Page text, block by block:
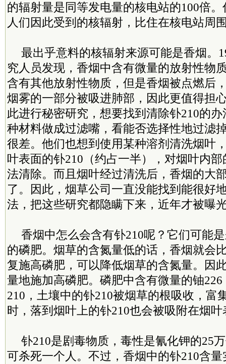
的辐射量是同等发电量的核电站的100倍
人们因此受到的核辐射，比住在核电站周
最出乎意料的核辐射来源可能是香烟。
究人员发现，香烟中含有微量的放射性物
含有其他放射性物质，但是香烟被点燃后
烟雾的一部分被吸进肺部，因此更值得担
此进行秘密研究，想要找到清除钋210的
种材料做成过滤嘴，看能否选择性地过滤
很差。他们也想到使用某种溶剂清洗烟叶
叶表面的钋210（约占一半），对烟叶内
法清除。而且烟叶经过清洗后，香烟的大
了。因此，烟草公司一直没能找到能很好
法，把这些研究都隐瞒下来，近年才被曝
香烟中怎么会含有钋210呢？它们可能
的磷肥。烟草的含氮量低的话，香烟就会
复施高磷肥，可以降低烟草的含氮量。因
量地施加高磷肥。磷肥中含有微量的铀
210，土壤中的钋210被烟草的根吸收，富
时，落到烟叶上的钋210也会被吸附在烟叶
钋210是剧毒物质，毒性是氰化钾的25
可杀死一个人。不过，香烟中的钋210含